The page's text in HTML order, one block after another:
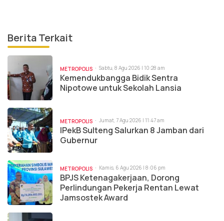
Berita Terkait
METROPOLIS Sabtu, 8 Agu 2026 | 10:28 am
Kemendukbangga Bidik Sentra
Nipotowe untuk Sekolah Lansia
METROPOLIS Jumat, 7 Agu 2026 | 11:47 am
IPekB Sulteng Salurkan 8 Jamban dari
Gubernur
METROPOLIS Kamis, 6 Agu 2026 | 8:06 pm
BPJS Ketenagakerjaan, Dorong
Perlindungan Pekerja Rentan Lewat
Jamsostek Award